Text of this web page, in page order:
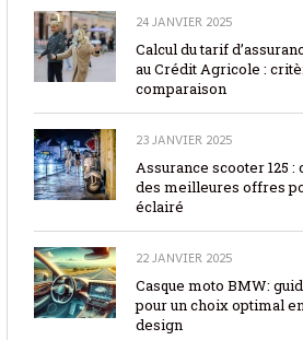
24 JANVIER 2025
Calcul du tarif
au Crédit Agricole :
comparaison
23 JANVIER 2025
Assurance scooter 125
des meilleures offres
éclairé
22 JANVIER 2025
Casque moto BMW:
pour un choix optimal
design